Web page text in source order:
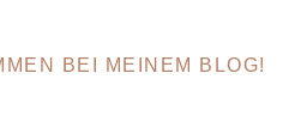
BEI MEINEM BLOG!